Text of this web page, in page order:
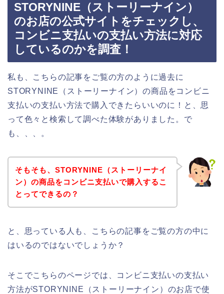
STORYNINE（ストーリーナイン）
のお店の公式サイトをチェックし、
コンビニ支払いの支払い方法に対応
しているのかを調査！
私も、こちらの記事をご覧の方のように過去に
STORYNINE（ストーリーナイン）の商品をコンビニ
支払いの支払い方法で購入できたらいいのに！と、思
って色々と検索して調べた体験がありました。で
も、、、。
そもそも、STORYNINE（ストーリーナイ
ン）の商品をコンビニ支払いで購入するこ
とってできるの？
と、思っている人も、こちらの記事をご覧の方の中に
はいるのではないでしょうか？
そこでこちらのページでは、コンビニ支払いの支払い
方法がSTORYNINE（ストーリーナイン）のお店で使